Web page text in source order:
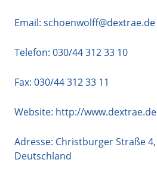
Email: schoenwolff@dextrae.de
Telefon: 030/44 312 33 10
Fax: 030/44 312 33 11
Website: http://www.dextrae.de
Adresse: Christburger Straße 4,
Deutschland